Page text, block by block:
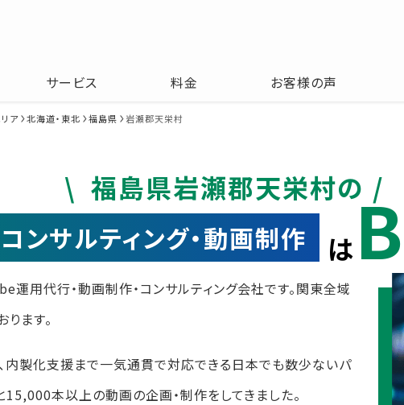
サービス 料金 お客様の声
ア 北海道・東北 福島県 岩瀬郡天栄村
福島県岩瀬郡天栄村の
ンサルティング・動画制作 は
運用代行・動画制作・コンサルティング会社です。関東全域
ます。
内製化支援まで一気通貫で対応できる日本でも数少ないパ
本以上の動画の企画・制作をしてきました。